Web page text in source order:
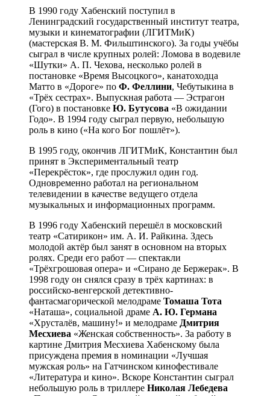
В 1990 году Хабенский поступил в
Ленинградский государственный институт театра,
музыки и кинематографии (ЛГИТМиК)
(мастерская В. М. Фильштинского). За годы учёбы
сыграл в числе крупных ролей: Ломова в водевиле
«Шутки» А. П. Чехова, несколько ролей в
постановке «Время Высоцкого», канатоходца
Матто в «Дороге» по Ф. Феллини, Чебутыкина в
«Трёх сестрах». Выпускная работа — Эстрагон
(Гого) в постановке Ю. Бутусова «В ожидании
Годо». В 1994 году сыграл первую, небольшую
роль в кино («На кого Бог пошлёт»).
В 1995 году, окончив ЛГИТМиК, Константин был
принят в Экспериментальный театр
«Перекрёсток», где прослужил один год.
Одновременно работал на региональном
телевидении в качестве ведущего отдела
музыкальных и информационных программ.
В 1996 году Хабенский перешёл в московский
театр «Сатирикон» им. А. И. Райкина. Здесь
молодой актёр был занят в основном на вторых
ролях. Среди его работ — спектакли
«Трёхгрошовая опера» и «Сирано де Бержерак». В
1998 году он снялся сразу в трёх картинах: в
российско-венгерской детективно-
фантасмагорической мелодраме Томаша Тота
«Наташа», социальной драме А. Ю. Германа
«Хрусталёв, машину!» и мелодраме Дмитрия
Месхиева «Женская собственность». За работу в
картине Дмитрия Месхиева Хабенскому была
присуждена премия в номинации «Лучшая
мужская роль» на Гатчинском кинофестивале
«Литература и кино». Вскоре Константин сыграл
небольшую роль в триллере Николая Лебедева